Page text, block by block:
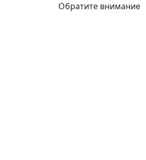
Обратите внимание